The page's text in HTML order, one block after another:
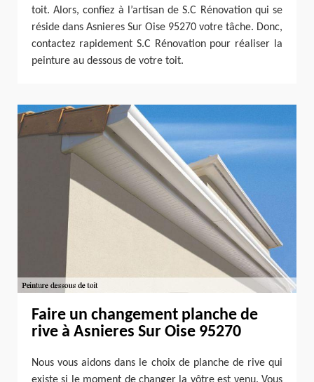
toit. Alors, confiez à l’artisan de S.C Rénovation qui se
réside dans Asnieres Sur Oise 95270 votre tâche. Donc,
contactez rapidement S.C Rénovation pour réaliser la
peinture au dessous de votre toit.
Faire un changement planche de
rive à Asnieres Sur Oise 95270
Nous vous aidons dans le choix de planche de rive qui